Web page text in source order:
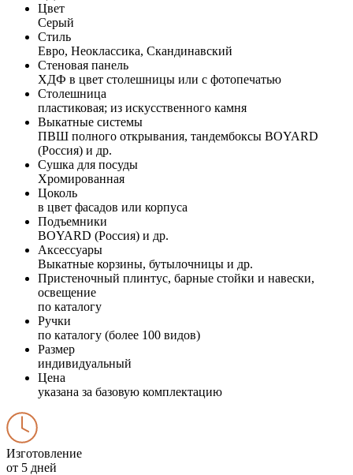
Цвет
Серый
Стиль
Евро, Неоклассика, Скандинавский
Стеновая панель
ХДФ в цвет столешницы или с фотопечатью
Столешница
пластиковая; из искусственного камня
Выкатные системы
ПВШ полного открывания, тандембоксы BOYARD
(Россия) и др.
Сушка для посуды
Хромированная
Цоколь
в цвет фасадов или корпуса
Подъемники
BOYARD (Россия) и др.
Аксессуары
Выкатные корзины, бутылочницы и др.
Пристеночный плинтус, барные стойки и навески,
освещение
по каталогу
Ручки
по каталогу (более 100 видов)
Размер
индивидуальный
Цена
указана за базовую комплектацию
Изготовление
от 5 дней